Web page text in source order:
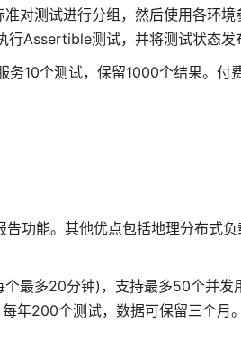
对测试进行分组，然后使用各环
Assertible测试，并将测试状态发
10个测试，保留1000个结果。
功能。其他优点包括地理分布式
最多20分钟)，支持最多50个并发
年200个测试，数据可保留三个月。